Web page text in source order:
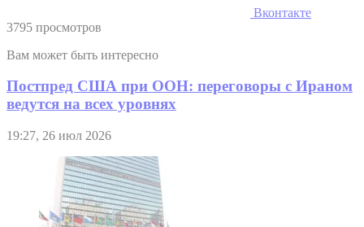
Вконтакте
3795 просмотров
Вам может быть интересно
Постпред США при ООН: переговоры с Ираном
ведутся на всех уровнях
19:27, 26 июл 2026